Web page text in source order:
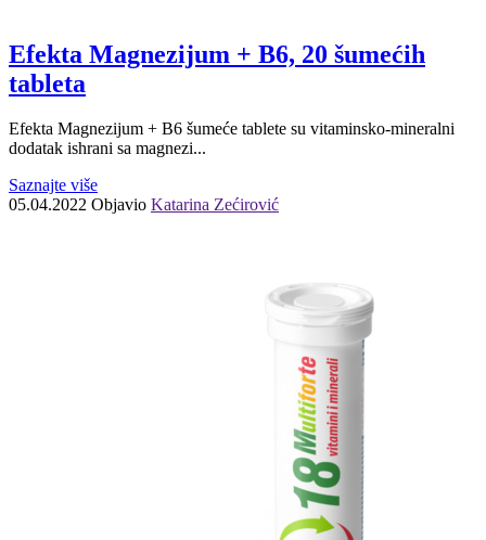
Efekta Magnezijum + B6, 20 šumećih
tableta
Efekta Magnezijum + B6 šumeće tablete su vitaminsko-mineralni
dodatak ishrani sa magnezi...
Saznajte više
05.04.2022 Objavio Katarina Zećirović